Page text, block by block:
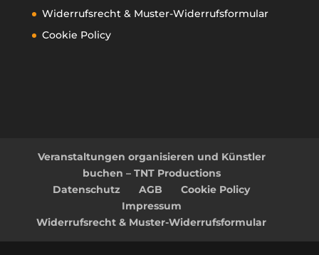
Widerrufsrecht & Muster-Widerrufsformular
Cookie Policy
Veranstaltungen organisieren und Künstler
buchen – TNT Productions
Datenschutz
AGB
Cookie Policy
Impressum
Widerrufsrecht & Muster-Widerrufsformular